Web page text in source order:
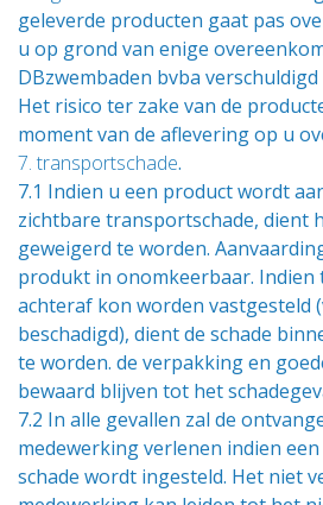
geleverde producten gaat pas
u op grond van enige
DBzwembaden bvba
Het risico ter zake van de
moment van de aflevering op u
7. transportschade.
7.1 Indien u een product wordt
zichtbare transportschade, dient
geweigerd te worden.
produkt in onomkeerbaar. Indien
achteraf kon worden vastgesteld
beschadigd), dient de schade
te worden. de verpakking en
bewaard blijven tot het
7.2 In alle gevallen zal de
medewerking verlenen indien
schade wordt ingesteld. Het niet